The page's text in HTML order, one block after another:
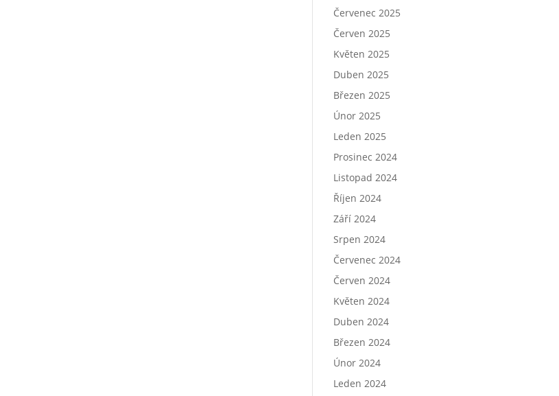
Červenec 2025
Červen 2025
Květen 2025
Duben 2025
Březen 2025
Únor 2025
Leden 2025
Prosinec 2024
Listopad 2024
Říjen 2024
Září 2024
Srpen 2024
Červenec 2024
Červen 2024
Květen 2024
Duben 2024
Březen 2024
Únor 2024
Leden 2024